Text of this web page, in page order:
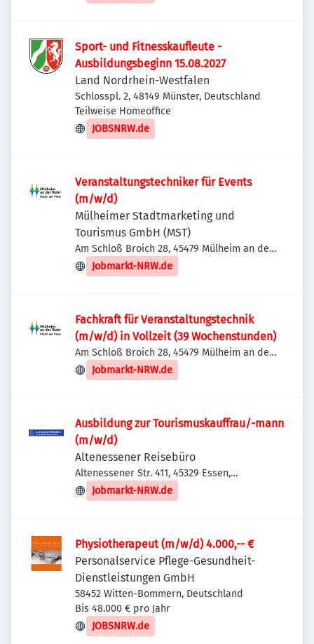
Sport- und Fitnesskaufleute -
Ausbildungsbeginn 15.08.2027
Land Nordrhein-Westfalen
Schlosspl. 2, 48149 Münster, Deutschland
Teilweise Homeoffice
JOBSNRW.de
Veranstaltungstechniker für Events
(m/w/d)
Mülheimer Stadtmarketing und
Tourismus GmbH (MST)
Am Schloß Broich 28, 45479 Mülheim an der
Ruhr, Deutschland
Jobmarkt-NRW.de
Fachkraft für Veranstaltungstechnik
(m/w/d) in Vollzeit (39 Wochenstunden)
Am Schloß Broich 28, 45479 Mülheim an der
Ruhr, Deutschland
Jobmarkt-NRW.de
Ausbildung zur Tourismuskauffrau/-mann
(m/w/d)
Altenessener Reisebüro
Altenessener Str. 411, 45329 Essen,
Deutschland
Jobmarkt-NRW.de
Physiotherapeut (m/w/d) 4.000,-- €
Personalservice Pflege-Gesundheit-
Dienstleistungen GmbH
58452 Witten-Bommern, Deutschland
Bis 48.000 € pro Jahr
JOBSNRW.de